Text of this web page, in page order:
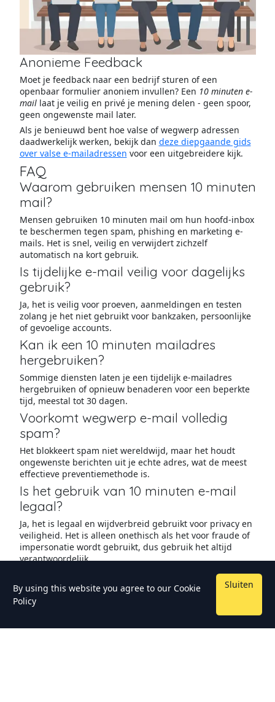
Anonieme Feedback
Moet je feedback naar een bedrijf sturen of een
openbaar formulier anoniem invullen? Een 10 minuten e-
maillaat je veilig en privé je mening delen - geen spoor,
geen ongewenste mail later.
Als je benieuwd bent hoe valse of wegwerp adressen
daadwerkelijk werken, bekijk dan deze diepgaande gids
over valse e-mailadressen voor een uitgebreidere kijk.
FAQ
Waarom gebruiken mensen 10 minuten
mail?
Mensen gebruiken 10 minuten mail om hun hoofd-inbox
te beschermen tegen spam, phishing en marketing e-
mails. Het is snel, veilig en verwijdert zichzelf
automatisch na kort gebruik.
Is tijdelijke e-mail veilig voor dagelijks
gebruik?
Ja, het is veilig voor proeven, aanmeldingen en testen
zolang je het niet gebruikt voor bankzaken, persoonlijke
of gevoelige accounts.
Kan ik een 10 minuten mailadres
hergebruiken?
Sommige diensten laten je een tijdelijk e-mailadres
hergebruiken of opnieuw benaderen voor een beperkte
tijd, meestal tot 30 dagen.
Voorkomt wegwerp e-mail volledig
spam?
Het blokkeert spam niet wereldwijd, maar het houdt
ongewenste berichten uit je echte adres, wat de meest
effectieve preventiemethode is.
Is het gebruik van 10 minuten e-mail
legaal?
Ja, het is legaal en wijdverbreid gebruikt voor privacy en
veiligheid. Het is alleen onethisch als het voor fraude of
impersonatie wordt gebruikt, dus gebruik het altijd
verantwoordelijk.
By using this website you agree to our Cookie
Policy
Sluiten